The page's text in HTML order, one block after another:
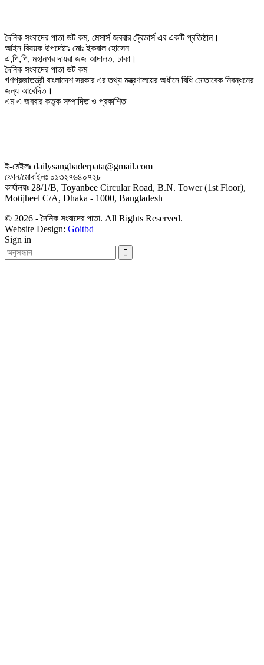
দৈনিক সংবাদের পাতা ডট কম, মেসার্স জববার ট্রেডার্স এর একটি প্রতিষ্ঠান।
আইন বিষয়ক উপদেষ্টাঃ মোঃ ইকবাল হোসেন
এ,পি,পি, মহানগর দায়রা জজ আদালত, ঢাকা।
দৈনিক সংবাদের পাতা ডট কম
গণপ্রজাতন্ত্রী বাংলাদেশ সরকার এর তথ্য মন্ত্রণালয়ের অধীনে বিধি মোতাবেক নিবন্ধনের
জন্য আবেদিত।
এম এ জববার কতৃক সম্পাদিত ও প্রকাশিত
ই-মেইলঃ dailysangbaderpata@gmail.com
ফোন/মোবাইলঃ ০১৩২৭৬৪০৭২৮
কার্যালয়ঃ 28/1/B, Toyanbee Circular Road, B.N. Tower (1st Floor),
Motijheel C/A, Dhaka - 1000, Bangladesh
© 2026 - দৈনিক সংবাদের পাতা. All Rights Reserved.
Website Design: Goitbd
Sign in